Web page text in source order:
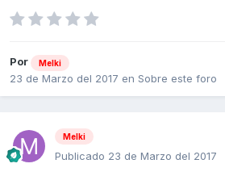
Por Melki
23 de Marzo del 2017 en Sobre este foro
Melki
Publicado 23 de Marzo del 2017